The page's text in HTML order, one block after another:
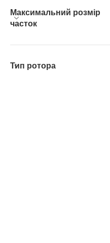
Максимальний розмір
часток
Тип ротора